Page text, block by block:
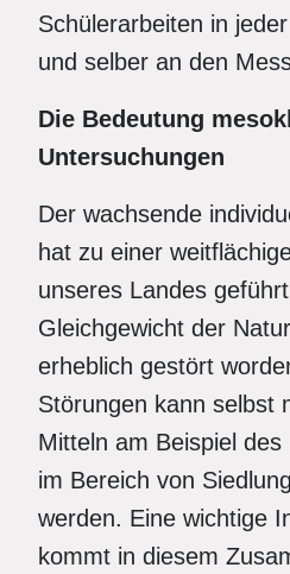
Schülerarbeiten in
und selber an den
Die Bedeutung
Untersuchungen
Der wachsende
hat zu einer
unseres Landes
Gleichgewicht der
erheblich gestört
Störungen kann selbst
Mitteln am Beispiel
im Bereich von
werden. Eine wichtige
kommt in diesem